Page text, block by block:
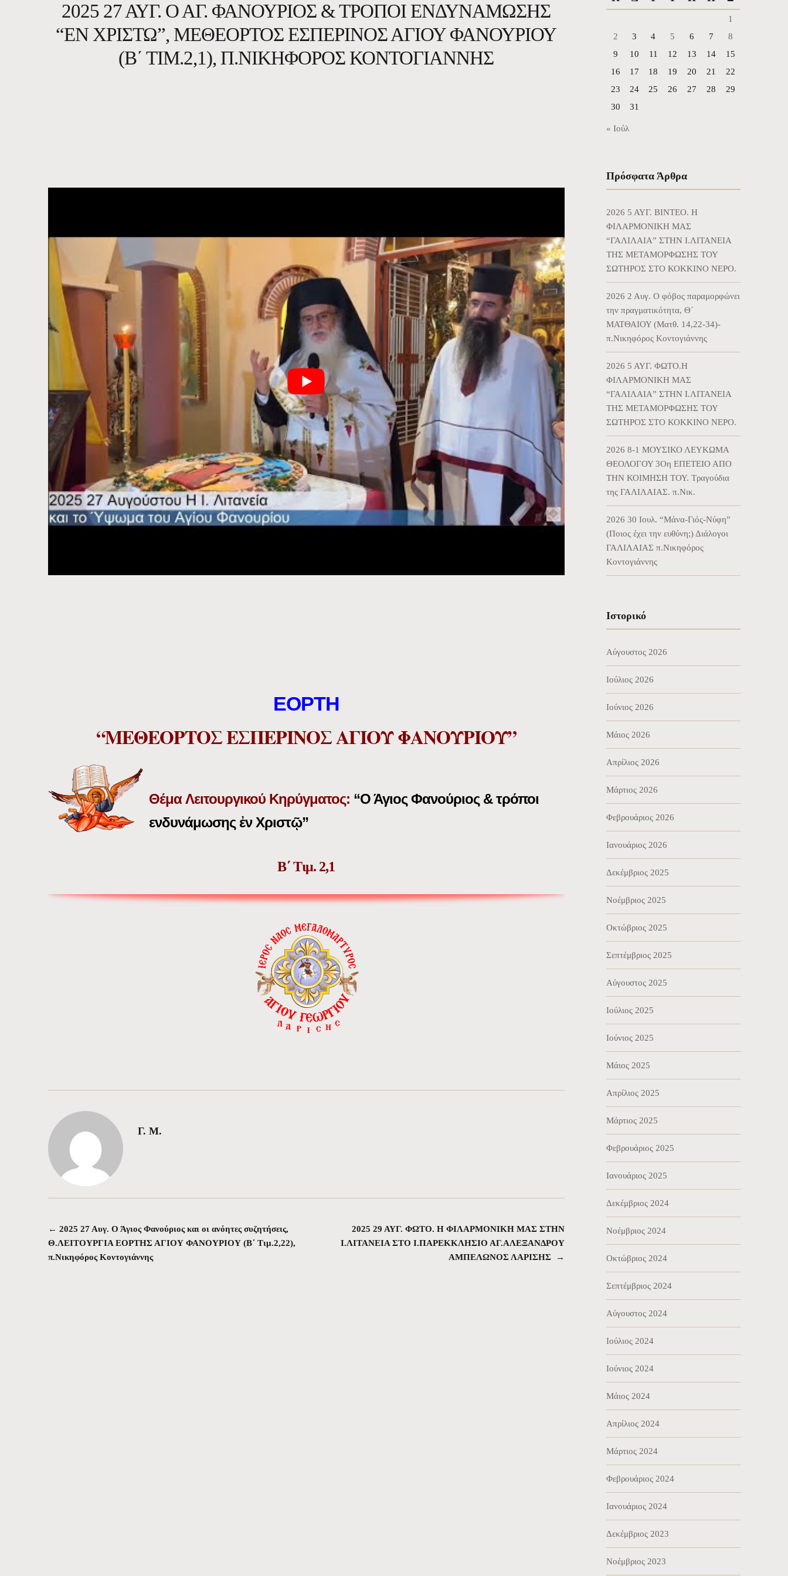
2025 27 ΑΥΓ. Ο ΆΓ. ΦΑΝΟΎΡΙΟΣ & ΤΡΌΠΟΙ ΕΝΔΥΝΆΜΩΣΗΣ
“ἘΝ ΧΡΙΣΤΏ”, ΜΕΘΕΟΡΤΟΣ ΕΣΠΕΡΙΝΟΣ ΑΓΙΟΥ ΦΑΝΟΥΡΙΟΥ
(Β΄ ΤΙΜ.2,1), Π.ΝΙΚΗΦΌΡΟΣ ΚΟΝΤΟΓΙΆΝΝΗΣ
ΕΟΡΤΗ
“ΜΕΘΕΟΡΤΟΣ ΕΣΠΕΡΙΝΟΣ ΑΓΙΟΥ ΦΑΝΟΥΡΙΟΥ”
ΘέμαΛειτουργικού Κηρύγματος: “Ο Άγιος Φανούριος & τρόποι
ενδυνάμωσης ἐν Χριστῷ”
Β΄ Τιμ. 2,1
Γ. Μ.
Πλοήγηση άρθρων
← 2025 27 Αυγ. Ο Άγιος Φανούριος και οι ανόητες συζητήσεις,
Θ.ΛΕΙΤΟΥΡΓΙΑ ΕΟΡΤΗΣ ΑΓΙΟΥ ΦΑΝΟΥΡΙΟΥ (Β΄ Τιμ.2,22),
π.Νικηφόρος Κοντογιάννης
2025 29 ΑΥΓ. ΦΩΤΟ. Η ΦΙΛΑΡΜΟΝΙΚΗ ΜΑΣ ΣΤΗΝ
Ι.ΛΙΤΑΝΕΙΑ ΣΤΟ Ι.ΠΑΡΕΚΚΛΗΣΙΟ ΑΓ.ΑΛΕΞΑΝΔΡΟΥ
ΑΜΠΕΛΩΝΟΣ ΛΑΡΙΣΗΣ
→
1
2
3 4 5 6 7
8
9
10 11 12 13 14
15
16
17 18 19 20 21
22
23
24 25 26 27 28
29
30
31
« Ιούλ
Πρόσφατα Άρθρα
2026 5 ΑΥΓ. BINTEO. Η
ΦΙΛΑΡΜΟΝΙΚΗ ΜΑΣ
“ΓΑΛΙΛΑΙΑ” ΣΤΗΝ Ι.ΛΙΤΑΝΕΙΑ
ΤΗΣ ΜΕΤΑΜΟΡΦΩΣΗΣ ΤΟΥ
ΣΩΤΗΡΟΣ ΣΤΟ ΚΟΚΚΙΝΟ ΝΕΡΟ.
2026 2 Αυγ. Ο φόβος παραμορφώνει
την πραγματικότητα, Θ΄
ΜΑΤΘΑΙΟΥ (Ματθ. 14,22-34)-
π.Νικηφόρος Κοντογιάννης
2026 5 ΑΥΓ. ΦΩΤΟ.Η
ΦΙΛΑΡΜΟΝΙΚΗ ΜΑΣ
“ΓΑΛΙΛΑΙΑ” ΣΤΗΝ Ι.ΛΙΤΑΝΕΙΑ
ΤΗΣ ΜΕΤΑΜΟΡΦΩΣΗΣ ΤΟΥ
ΣΩΤΗΡΟΣ ΣΤΟ ΚΟΚΚΙΝΟ ΝΕΡΟ.
2026 8-1 ΜΟΥΣΙΚΟ ΛΕΥΚΩΜΑ
ΘΕΟΛΟΓΟΥ 3Οη ΕΠΕΤΕΙΟ ΑΠΟ
ΤΗΝ ΚΟΙΜΗΣΗ ΤΟΥ. Τραγούδια
της ΓΑΛΙΛΑΙΑΣ. π.Νικ.
2026 30 Ιουλ. “Μάνα-Γιός-Νύφη”
(Ποιος έχει την ευθύνη;) Διάλογοι
ΓΑΛΙΛΑΙΑΣ π.Νικηφόρος
Κοντογιάννης
Ιστορικό
Αύγουστος 2026
Ιούλιος 2026
Ιούνιος 2026
Μάιος 2026
Απρίλιος 2026
Μάρτιος 2026
Φεβρουάριος 2026
Ιανουάριος 2026
Δεκέμβριος 2025
Νοέμβριος 2025
Οκτώβριος 2025
Σεπτέμβριος 2025
Αύγουστος 2025
Ιούλιος 2025
Ιούνιος 2025
Μάιος 2025
Απρίλιος 2025
Μάρτιος 2025
Φεβρουάριος 2025
Ιανουάριος 2025
Δεκέμβριος 2024
Νοέμβριος 2024
Οκτώβριος 2024
Σεπτέμβριος 2024
Αύγουστος 2024
Ιούλιος 2024
Ιούνιος 2024
Μάιος 2024
Απρίλιος 2024
Μάρτιος 2024
Φεβρουάριος 2024
Ιανουάριος 2024
Δεκέμβριος 2023
Νοέμβριος 2023